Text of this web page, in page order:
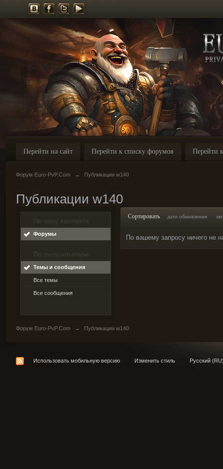
Перейти на сайт Перейти к списку форумов Перейти
Форум Euro-PvP.Com → Публикации w140
Публикации w140
По типу контента
Форумы
По пользователю
Темы и сообщения
Все темы
Все сообщения
Сортировать дате обновления
По вашему запросу ничего не
Форум Euro-PvP.Com → Публикации w140
Использовать мобильную версию Изменить стиль Русский